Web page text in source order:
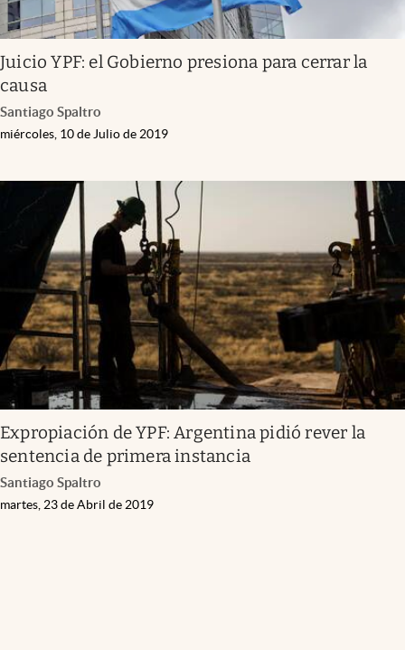
Juicio YPF: el Gobierno presiona para cerrar la
causa
Santiago Spaltro
miércoles, 10 de Julio de 2019
Expropiación de YPF: Argentina pidió rever la
sentencia de primera instancia
Santiago Spaltro
martes, 23 de Abril de 2019